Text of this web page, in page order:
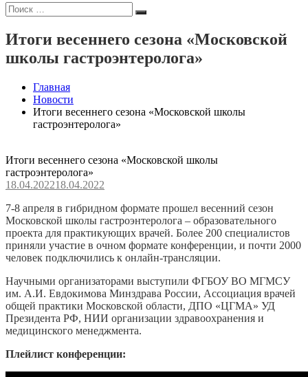
с
медицинским
и
фармацевтическим
сообществами.
Искать:
Поиск
Итоги весеннего сезона «Московской
школы гастроэнтеролога»
Главная
Новости
Итоги весеннего сезона «Московской школы
гастроэнтеролога»
Итоги весеннего сезона «Московской школы
гастроэнтеролога»
18.04.202218.04.2022
7-8 апреля в гибридном формате прошел весенний сезон
Московской школы гастроэнтеролога – образовательного
проекта для практикующих врачей. Более 200 специалистов
приняли участие в очном формате конференции, и почти 2000
человек подключились к онлайн-трансляции.
Научными организаторами выступили ФГБОУ ВО МГМСУ
им. А.И. Евдокимова Минздрава России, Ассоциация врачей
общей практики Московской области, ДПО «ЦГМА» УД
Президента РФ, НИИ организации здравоохранения и
медицинского менеджмента.
Плейлист конференции: